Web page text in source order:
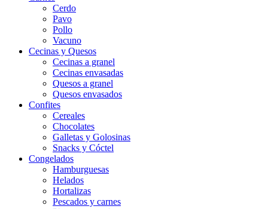
Cerdo
Pavo
Pollo
Vacuno
Cecinas y Quesos
Cecinas a granel
Cecinas envasadas
Quesos a granel
Quesos envasados
Confites
Cereales
Chocolates
Galletas y Golosinas
Snacks y Cóctel
Congelados
Hamburguesas
Helados
Hortalizas
Pescados y carnes